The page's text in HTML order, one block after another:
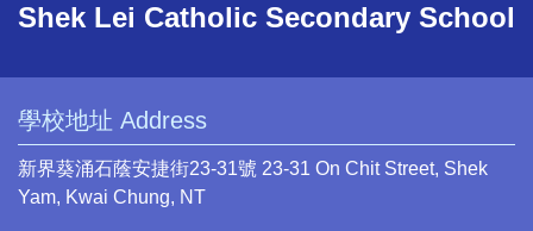
Shek Lei Catholic Secondary School
學校地址 Address
新界葵涌石蔭安捷街23-31號 23-31 On Chit Street, Shek
Yam, Kwai Chung, NT